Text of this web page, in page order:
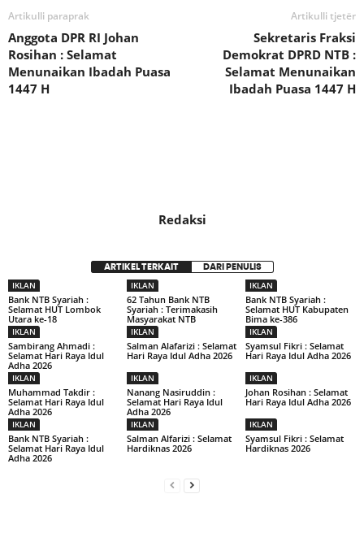
Artikulli paraprak
Anggota DPR RI Johan
Rosihan : Selamat
Menunaikan Ibadah Puasa
1447 H
Artikulli tjetër
Sekretaris Fraksi
Demokrat DPRD NTB :
Selamat Menunaikan
Ibadah Puasa 1447 H
Redaksi
ARTIKEL TERKAIT DARI PENULIS
IKLAN
Bank NTB Syariah :
Selamat HUT Lombok
Utara ke-18
IKLAN
62 Tahun Bank NTB
Syariah : Terimakasih
Masyarakat NTB
IKLAN
Bank NTB Syariah :
Selamat HUT Kabupaten
Bima ke-386
IKLAN
Sambirang Ahmadi :
Selamat Hari Raya Idul
Adha 2026
IKLAN
Salman Alafarizi : Selamat
Hari Raya Idul Adha 2026
IKLAN
Syamsul Fikri : Selamat
Hari Raya Idul Adha 2026
IKLAN
Muhammad Takdir :
Selamat Hari Raya Idul
Adha 2026
IKLAN
Nanang Nasiruddin :
Selamat Hari Raya Idul
Adha 2026
IKLAN
Johan Rosihan : Selamat
Hari Raya Idul Adha 2026
IKLAN
Bank NTB Syariah :
Selamat Hari Raya Idul
Adha 2026
IKLAN
Salman Alfarizi : Selamat
Hardiknas 2026
IKLAN
Syamsul Fikri : Selamat
Hardiknas 2026